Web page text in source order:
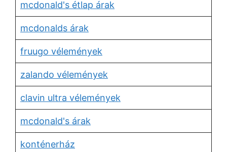
mcdonald's étlap árak
mcdonalds árak
fruugo vélemények
zalando vélemények
clavin ultra vélemények
mcdonald's árak
konténerház